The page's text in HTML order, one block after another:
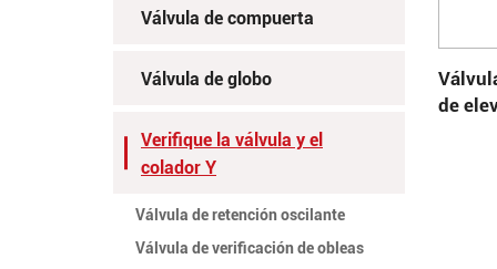
Válvula de compuerta
Válvula de globo
Verifique la válvula y el
colador Y
Válvula de retención oscilante
Válvula de verificación de obleas
de